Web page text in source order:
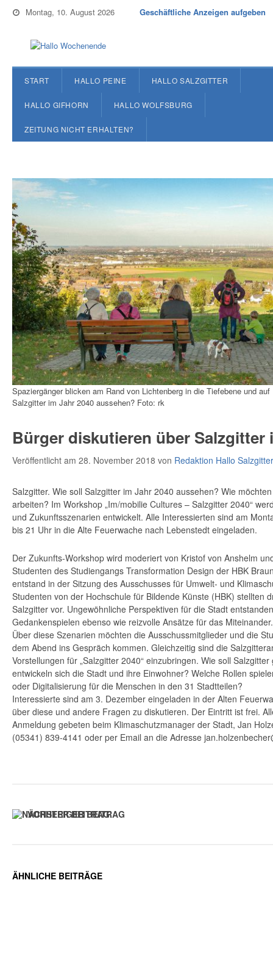
Montag, 10. August 2026 Geschäftliche Anzeigen aufgeben
START HALLO PEINE HALLO SALZGITTER
HALLO GIFHORN HALLO WOLFSBURG
ZEITUNG NICHT ERHALTEN?
Spaziergänger blicken am Rand von Lichtenberg in die Tiefebene und
Salzgitter im Jahr 2040 aussehen? Foto: rk
Bürger diskutieren über Salzgitter
Veröffentlicht am 28. November 2018 von Redaktion Hallo Salzgitter
Salzgitter. Wie soll Salzgitter im Jahr 2040 aussehen? Wie
arbeiten? Im Workshop „Im/mobilie Cultures – Salzgitter 2040“
und Zukunftsszenarien entwickelt. Alle Interessierten sind am
bis 21 Uhr in die Alte Feuerwache nach Lebenstedt eingeladen.
Der Zukunfts-Workshop wird moderiert von Kristof von Anshelm
Studenten des Studiengangs Transformation Design der HBK
entstand in der Sitzung des Ausschusses für Umwelt- und
Studenten von der Hochschule für Bildende Künste (HBK) stellten
Salzgitter vor. Ungewöhnliche Perspektiven für die Stadt
Gedankenspielen ebenso wie reizvolle Ansätze für das Miteinander.
Über diese Szenarien möchten die Ausschussmitglieder und die
dem Abend ins Gespräch kommen. Gleichzeitig sind die
Vorstellungen für „Salzgitter 2040“ einzubringen. Wie soll
entwickeln sich die Stadt und ihre Einwohner? Welche Rollen
oder Digitalisierung für die Menschen in den 31 Stadtteilen?
Interessierte sind am 3. Dezember eingeladen in der Alten
über diese und andere Fragen zu diskutieren. Der Eintritt ist frei.
Anmeldung gebeten beim Klimaschutzmanager der Stadt, Jan
(05341) 839-4141 oder per Email an die Adresse
VORHERIGER BEITRAG
ÄHNLICHE BEITRÄGE